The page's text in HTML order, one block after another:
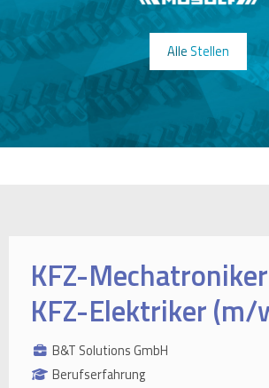
Alle Stellen
KFZ-
KFZ-Elektriker
B&T Solutions GmbH
Berufserfahrung